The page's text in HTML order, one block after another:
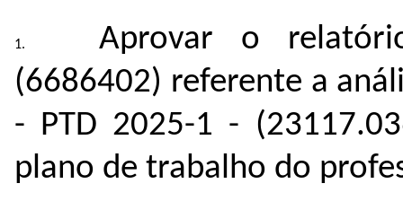
Aprovar o
(6686402) referente a
- PTD 2025-1 - (
plano de trabalho do